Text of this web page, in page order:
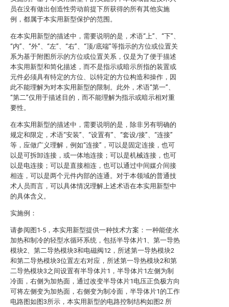
员在没有做出创造性劳动前提下所获得的所有其他实施
例，都属于本实用新型保护的范围。
在本实用新型的描述中，需要说明的是，术语“上”、“下”、
“内”、“外”、“左”、“右”、“顶/底端”等指示的方位或位置关
系为基于附图所示的方位或位置关系，仅是为了便于描述
本实用新型和简化描述，而不是指示或暗示所指的装置或
元件必须具有特定的方位、以特定的方位构造和操作，因
此不能理解为对本实用新型的限制。此外，术语“第一”、
“第二”仅用于描述目的，而不能理解为指示或暗示相对重
要性。
在本实用新型的描述中，需要说明的是，除非另有明确的
规定和限定，术语“安装”、“设置有”、“套设/接”、“连接”
等，应做广义理解，例如“连接”，可以是固定连接，也可
以是可拆卸连接，或一体地连接；可以是机械连接，也可
以是电连接；可以是直接相连，也可以通过中间媒介间接
相连，可以是两个元件内部的连通。对于本领域的普通技
术人员而言，可以具体情况理解上述术语在本实用新型中
的具体含义。
实施例：
请参阅图1-5，本实用新型提供一种技术方案：一种能使水
加热和制冷的轻型水循环系统，包括半导体片1、第一导热
模块2、第二导热模块3和电磁阀12，所述第一导热模块2
和第二导热模块3位置左右对应，所述第一导热模块2和第
二导热模块3之间设置有半导体片1，半导体片1左侧为制
冷面，右侧为加热面，通过改变半导体片1电压正负极方向
可将左侧变为加热面，右侧变为制冷面，半导体片1的工作
电路图如图3所示，本实用新型的电路控制结构如图2 所